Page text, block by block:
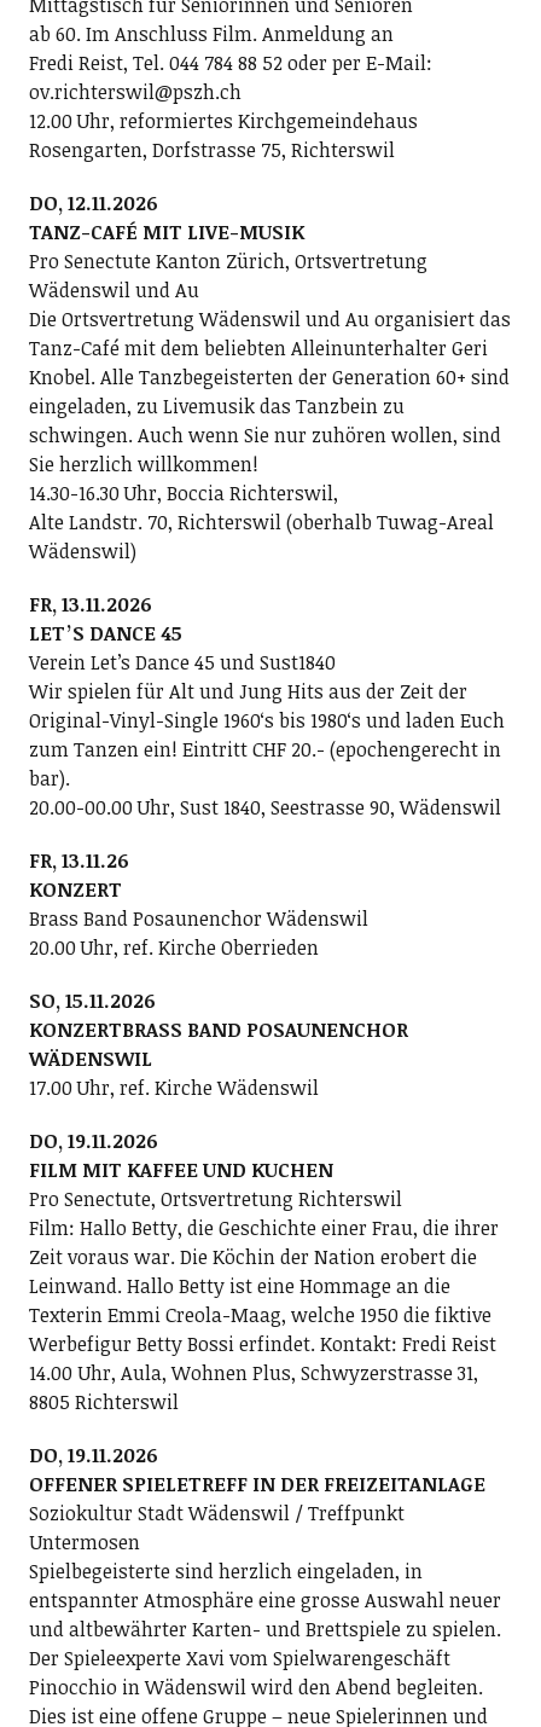
ab 60. Im Anschluss Film. Anmeldung an
Fredi Reist, Tel. 044 784 88 52 oder per E-Mail:
ov.richterswil@pszh.ch
12.00 Uhr, reformiertes Kirchgemeindehaus
Rosengarten, Dorfstrasse 75, Richterswil
DO, 12.11.2026
TANZ-CAFÉ MIT LIVE-MUSIK
Pro Senectute Kanton Zürich, Ortsvertretung
Wädenswil und Au
Die Ortsvertretung Wädenswil und Au organisiert das
Tanz-Café mit dem beliebten Alleinunterhalter Geri
Knobel. Alle Tanzbegeisterten der Generation 60+ sind
eingeladen, zu Livemusik das Tanzbein zu
schwingen. Auch wenn Sie nur zuhören wollen, sind
Sie herzlich willkommen!
14.30-16.30 Uhr, Boccia Richterswil,
Alte Landstr. 70, Richterswil (oberhalb Tuwag-Areal
Wädenswil)
FR, 13.11.2026
LETʼS DANCE 45
Verein Letʼs Dance 45 und Sust1840
Wir spielen für Alt und Jung Hits aus der Zeit der
Original-Vinyl-Single 1960ʻs bis 1980ʻs und laden Euch
zum Tanzen ein! Eintritt CHF 20.- (epochengerecht in
bar).
20.00-00.00 Uhr, Sust 1840, Seestrasse 90, Wädenswil
FR, 13.11.26
KONZERT
Brass Band Posaunenchor Wädenswil
20.00 Uhr, ref. Kirche Oberrieden
SO, 15.11.2026
KONZERTBRASS BAND POSAUNENCHOR
WÄDENSWIL
17.00 Uhr, ref. Kirche Wädenswil
DO, 19.11.2026
FILM MIT KAFFEE UND KUCHEN
Pro Senectute, Ortsvertretung Richterswil
Film: Hallo Betty, die Geschichte einer Frau, die ihrer
Zeit voraus war. Die Köchin der Nation erobert die
Leinwand. Hallo Betty ist eine Hommage an die
Texterin Emmi Creola-Maag, welche 1950 die fiktive
Werbefigur Betty Bossi erfindet. Kontakt: Fredi Reist
14.00 Uhr, Aula, Wohnen Plus, Schwyzerstrasse 31,
8805 Richterswil
DO, 19.11.2026
OFFENER SPIELETREFF IN DER FREIZEITANLAGE
Soziokultur Stadt Wädenswil / Treffpunkt
Untermosen
Spielbegeisterte sind herzlich eingeladen, in
entspannter Atmosphäre eine grosse Auswahl neuer
und altbewährter Karten- und Brettspiele zu spielen.
Der Spieleexperte Xavi vom Spielwarengeschäft
Pinocchio in Wädenswil wird den Abend begleiten.
Dies ist eine offene Gruppe – neue Spielerinnen und